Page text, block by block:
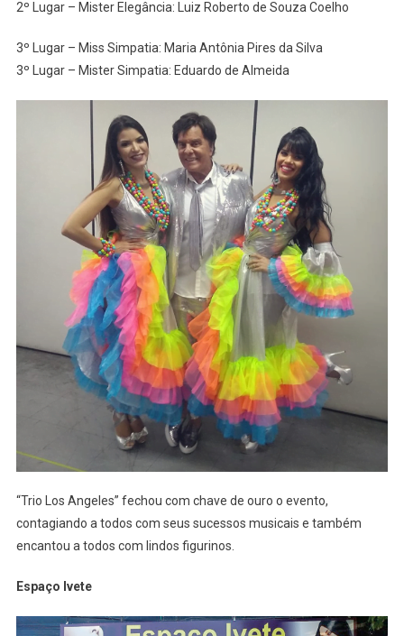
2º Lugar – Mister Elegância: Luiz Roberto de Souza Coelho
3º Lugar – Miss Simpatia: Maria Antônia Pires da Silva
3º Lugar – Mister Simpatia: Eduardo de Almeida
“Trio Los Angeles” fechou com chave de ouro o evento,
contagiando a todos com seus sucessos musicais e também
encantou a todos com lindos figurinos.
Espaço Ivete